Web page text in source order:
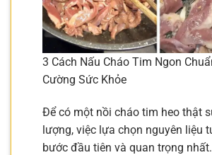
3 Cách Nấu Cháo Tim Ngon
Cường Sức Khỏe
Để có một nồi cháo tim heo thật
lượng, việc lựa chọn nguyên liệu
bước đầu tiên và quan trọng